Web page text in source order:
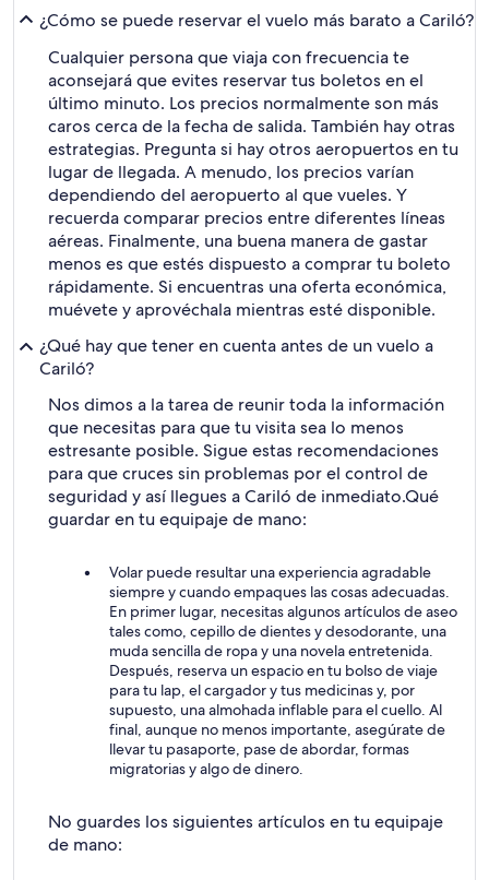
¿Cómo se puede reservar el vuelo más barato a Cariló?
Cualquier persona que viaja con frecuencia te
aconsejará que evites reservar tus boletos en el
último minuto. Los precios normalmente son más
caros cerca de la fecha de salida. También hay otras
estrategias. Pregunta si hay otros aeropuertos en tu
lugar de llegada. A menudo, los precios varían
dependiendo del aeropuerto al que vueles. Y
recuerda comparar precios entre diferentes líneas
aéreas. Finalmente, una buena manera de gastar
menos es que estés dispuesto a comprar tu boleto
rápidamente. Si encuentras una oferta económica,
muévete y aprovéchala mientras esté disponible.
¿Qué hay que tener en cuenta antes de un vuelo a
Cariló?
Nos dimos a la tarea de reunir toda la información
que necesitas para que tu visita sea lo menos
estresante posible. Sigue estas recomendaciones
para que cruces sin problemas por el control de
seguridad y así llegues a Cariló de inmediato.Qué
guardar en tu equipaje de mano:
Volar puede resultar una experiencia agradable
siempre y cuando empaques las cosas adecuadas.
En primer lugar, necesitas algunos artículos de aseo
tales como, cepillo de dientes y desodorante, una
muda sencilla de ropa y una novela entretenida.
Después, reserva un espacio en tu bolso de viaje
para tu lap, el cargador y tus medicinas y, por
supuesto, una almohada inflable para el cuello. Al
final, aunque no menos importante, asegúrate de
llevar tu pasaporte, pase de abordar, formas
migratorias y algo de dinero.
No guardes los siguientes artículos en tu equipaje
de mano: